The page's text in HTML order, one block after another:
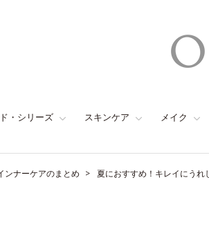
・シリーズ スキンケア メイク
ンナーケアのまとめ 夏におすすめ！キレイにうれ